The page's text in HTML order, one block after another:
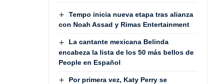
Tempo inicia nueva etapa tras alianza
con Noah Assad y Rimas Entertainment
La cantante mexicana Belinda
encabeza la lista de los 50 más bellos de
People en Español
Por primera vez, Katy Perry se